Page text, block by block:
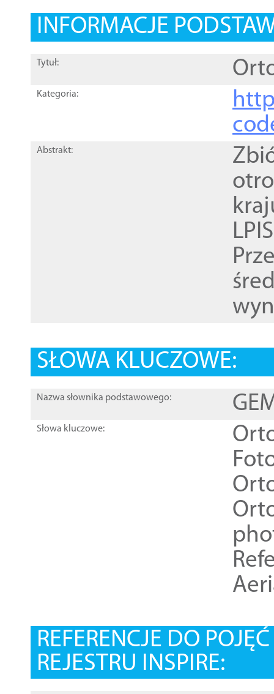
INFORMACJE
Tytuł:
Kategoria:
Abstrakt:
SŁOWA KLUCZOWE:
Nazwa słownika podstawowego:
Słowa kluczowe:
REFERENCJE DO
REJESTRU INSPIRE: